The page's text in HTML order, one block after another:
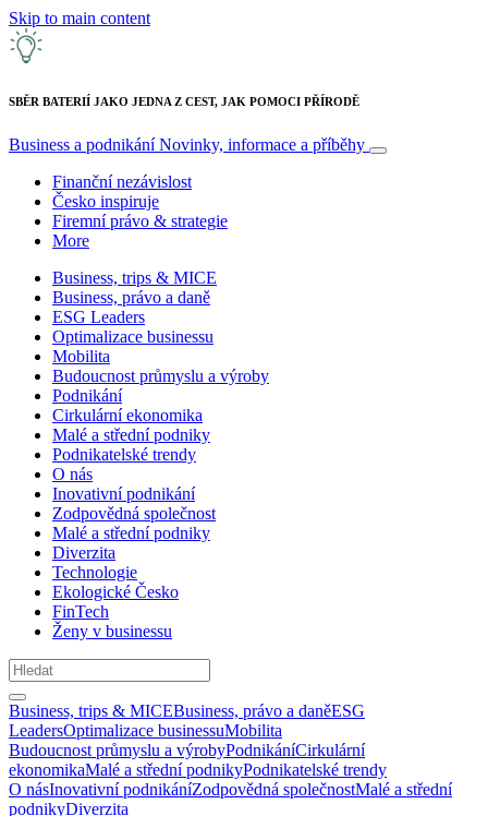
Skip to main content
SBĚR BATERIÍ JAKO JEDNA Z CEST, JAK POMOCI PŘÍRODĚ
Business a podnikáníNovinky, informace a příběhy
Finanční nezávislost
Česko inspiruje
Firemní právo & strategie
More
Business, trips & MICE
Business, právo a daně
ESG Leaders
Optimalizace businessu
Mobilita
Budoucnost průmyslu a výroby
Podnikání
Cirkulární ekonomika
Malé a střední podniky
Podnikatelské trendy
O nás
Inovativní podnikání
Zodpovědná společnost
Malé a střední podniky
Diverzita
Technologie
Ekologické Česko
FinTech
Ženy v businessu
Business, trips & MICEBusiness, právo a daněESG
LeadersOptimalizace businessuMobilita
Budoucnost průmyslu a výrobyPodnikáníCirkulární
ekonomikaMalé a střední podnikyPodnikatelské trendy
O násInovativní podnikáníZodpovědná společnostMalé a střední
podnikyDiverzita